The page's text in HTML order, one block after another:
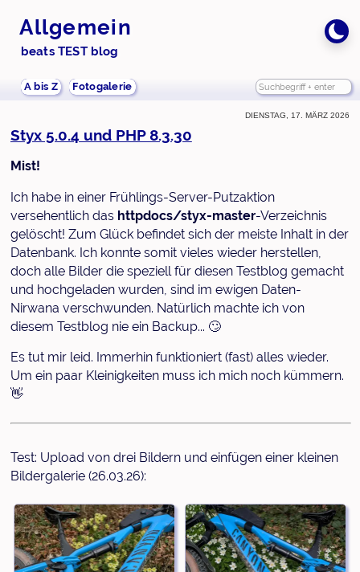
Allgemein
beats TEST blog
A bis Z Fotogalerie
Dienstag, 17. März 2026
Styx 5.0.4 und PHP 8.3.30
Mist!
Ich habe in einer Frühlings-Server-Putzaktion
versehentlich das httpdocs/styx-master-Verzeichnis
gelöscht! Zum Glück befindet sich der meiste Inhalt in der
Datenbank. Ich konnte somit vieles wieder herstellen,
doch alle Bilder die speziell für diesen Testblog gemacht
und hochgeladen wurden, sind im ewigen Daten-
Nirwana verschwunden. Natürlich machte ich von
diesem Testblog nie ein Backup... 🙄
Es tut mir leid. Immerhin funktioniert (fast) alles wieder.
Um ein paar Kleinigkeiten muss ich mich noch kümmern.
👋
Test: Upload von drei Bildern und einfügen einer kleinen
Bildergalerie (26.03.26):